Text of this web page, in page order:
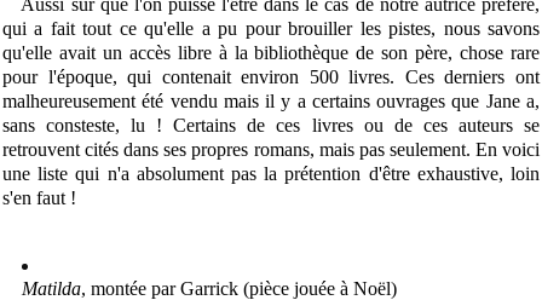
Aussi sûr que l'on puisse l'être dans le cas de notre autrice préféré,
qui a fait tout ce qu'elle a pu pour brouiller les pistes, nous savons
qu'elle avait un accès libre à la bibliothèque de son père, chose rare
pour l'époque, qui contenait environ 500 livres. Ces derniers ont
malheureusement été vendu mais il y a certains ouvrages que Jane a,
sans consteste, lu ! Certains de ces livres ou de ces auteurs se
retrouvent cités dans ses propres romans, mais pas seulement. En voici
une liste qui n'a absolument pas la prétention d'être exhaustive, loin
s'en faut !
Matilda, montée par Garrick (pièce jouée à Noël)